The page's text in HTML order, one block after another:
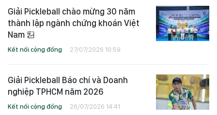
Giải Pickleball chào mừng 30 năm
thành lập ngành chứng khoán Việt
Nam
Kết nối cộng đồng 27/07/2026 10:59
Giải Pickleball Báo chí và Doanh
nghiệp TPHCM năm 2026
Kết nối cộng đồng 26/07/2026 14:41